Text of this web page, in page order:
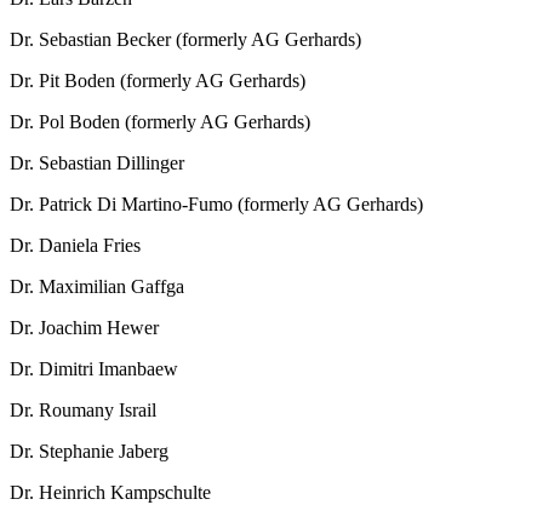
Dr. Sebastian Becker (formerly AG Gerhards)
Dr. Pit Boden (formerly AG Gerhards)
Dr. Pol Boden (formerly AG Gerhards)
Dr. Sebastian Dillinger
Dr. Patrick Di Martino-Fumo (formerly AG Gerhards)
Dr. Daniela Fries
Dr. Maximilian Gaffga
Dr. Joachim Hewer
Dr. Dimitri Imanbaew
Dr. Roumany Israil
Dr. Stephanie Jaberg
Dr. Heinrich Kampschulte